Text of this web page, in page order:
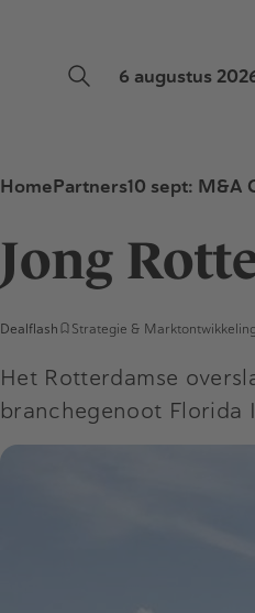
6 augustus
HomePartners10 sept: M&A
Jong
Dealflash Strategie & Marktontwikkeling
Het Rotterdamse
branchegenoot Florida